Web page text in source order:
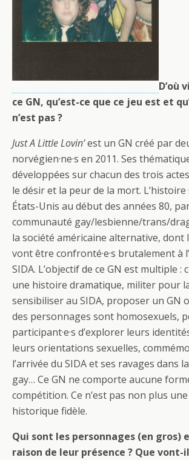
D’où
ce GN, qu’est-ce que ce jeu est et
n’est pas ?
Just A Little Lovin’est un GN créé par
norvégien·ne·s en 2011. Ses
développées sur chacun des trois
le désir et la peur de la mort.
États-Unis au début des années 80,
communauté gay/lesbienne/trans/
la société américaine alternative, dont
vont être confronté·e·s brutalement à
SIDA. L’objectif de ce GN est multiple :
une histoire dramatique, militer pour
sensibiliser au SIDA, proposer un GN
des personnages sont homosexuels,
participant·e·s d’explorer leurs
leurs orientations sexuelles,
l’arrivée du SIDA et ses ravages dans
gay… Ce GN ne comporte aucune
compétition. Ce n’est pas non plus
historique fidèle.
Qui sont les personnages (en gros)
raison de leur présence ? Que